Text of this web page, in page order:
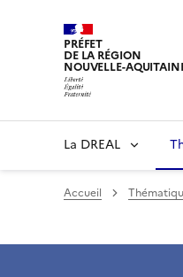
PRÉFET
DE LA RÉGION
NOUVELLE-
La DREAL
Accueil